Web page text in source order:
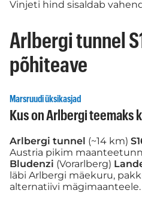
Vinjeti hind sisaldab
Arlbergi tunnel
põhiteave
Marsruudi üksikasjad
Kus on Arlbergi teemaks
Arlbergi tunnel (~14 km)
Austria pikim
Bludenzi (Vorarlberg)
läbi Arlbergi mäekuru,
alternatiivi mägimaanteele.